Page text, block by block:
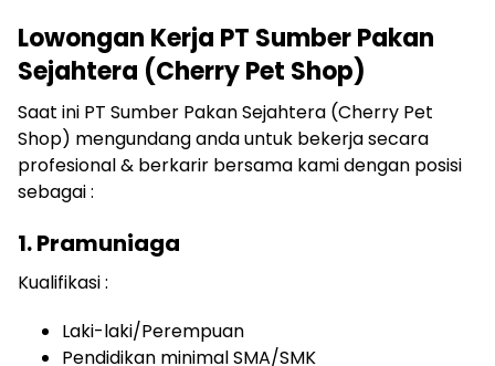
Lowongan Kerja PT Sumber Pakan
Sejahtera (Cherry Pet Shop)
Saat ini PT Sumber Pakan Sejahtera (Cherry Pet
Shop) mengundang anda untuk bekerja secara
profesional & berkarir bersama kami dengan posisi
sebagai :
1. Pramuniaga
Kualifikasi :
Laki-laki/Perempuan
Pendidikan minimal SMA/SMK